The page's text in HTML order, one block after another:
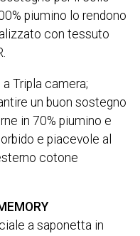
piumino lo rendono
con tessuto
a Tripla camera;
un buon sostegno
in 70% piumino e
e piacevole al
cotone
a saponetta in